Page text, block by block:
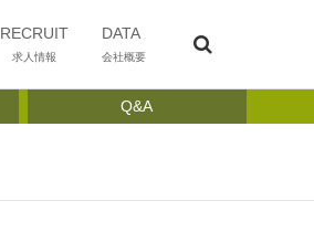
RECRUIT
求人情報
DATA
会社概要
Q&A